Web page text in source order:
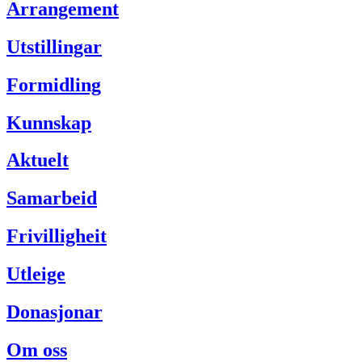
Arrangement
Utstillingar
Formidling
Kunnskap
Aktuelt
Samarbeid
Frivilligheit
Utleige
Donasjonar
Om oss